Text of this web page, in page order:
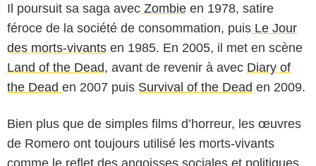
Il poursuit sa saga avec Zombie en 1978, satire
féroce de la société de consommation, puis Le Jour
des morts-vivants en 1985. En 2005, il met en scène
Land of the Dead, avant de revenir à avec Diary of
the Dead en 2007 puis Survival of the Dead en 2009.
Bien plus que de simples films d’horreur, les œuvres
de Romero ont toujours utilisé les morts-vivants
comme le reflet des angoisses sociales et politiques
Solaris Distribution